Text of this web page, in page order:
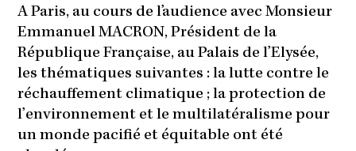
A Paris, au cours de l’audience avec Monsieur
Emmanuel MACRON, Président de la
République Française, au Palais de l’Elysée,
les thématiques suivantes : la lutte contre le
réchauffement climatique ; la protection de
l’environnement et le multilatéralisme pour
un monde pacifié et équitable ont été